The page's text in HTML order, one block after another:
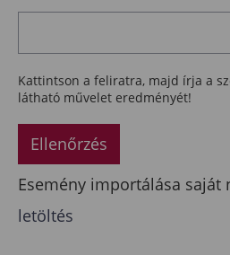
Kattintson a feliratra, majd írja a
látható művelet eredményét!
Ellenőrzés
Esemény importálása saját
letöltés